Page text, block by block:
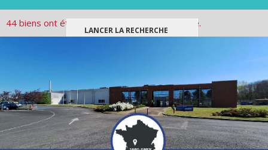
44 biens ont été trouvés pour votre recherche.